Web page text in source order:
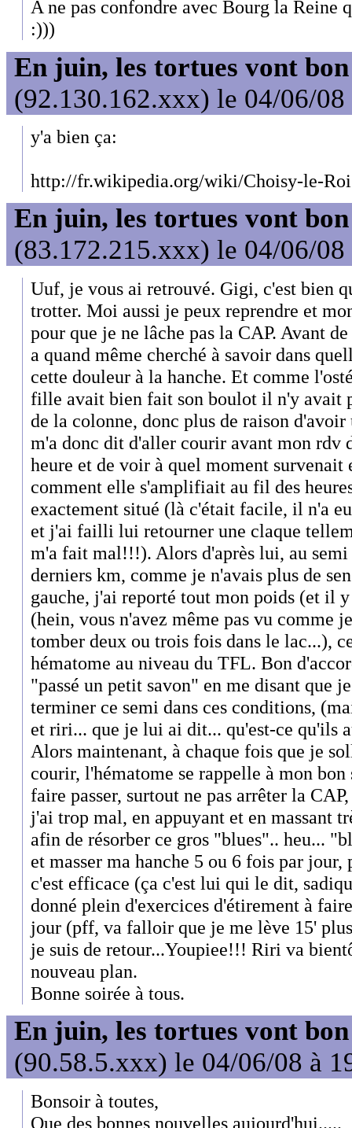
A ne pas confondre avec Bourg la Reine
:)))
En juin, les tortues vont
(92.130.162.xxx) le 04/06/08
y'a bien ça:
http://fr.wikipedia.org/wiki/Choisy-le-Roi
En juin, les tortues vont
(83.172.215.xxx) le 04/06/08
Uuf, je vous ai retrouvé. Gigi, c'est bien
trotter. Moi aussi je peux reprendre et
pour que je ne lâche pas la CAP. Avant
a quand même cherché à savoir dans
cette douleur à la hanche. Et comme
fille avait bien fait son boulot il n'y avait
de la colonne, donc plus de raison
m'a donc dit d'aller courir avant mon rdv
heure et de voir à quel moment survenait
comment elle s'amplifiait au fil des
exactement situé (là c'était facile, il n'a
et j'ai failli lui retourner une claque
m'a fait mal!!!). Alors d'après lui, au semi
derniers km, comme je n'avais plus de
gauche, j'ai reporté tout mon poids (et il
(hein, vous n'avez même pas vu comme
tomber deux ou trois fois dans le lac...),
hématome au niveau du TFL. Bon
"passé un petit savon" en me disant que
terminer ce semi dans ces conditions,
et riri... que je lui ai dit... qu'est-ce qu'ils
Alors maintenant, à chaque fois que je
courir, l'hématome se rappelle à mon
faire passer, surtout ne pas arrêter la
j'ai trop mal, en appuyant et en massant
afin de résorber ce gros "blues".. heu...
et masser ma hanche 5 ou 6 fois par
c'est efficace (ça c'est lui qui le dit,
donné plein d'exercices d'étirement à
jour (pff, va falloir que je me lève 15'
je suis de retour...Youpiee!!! Riri va
nouveau plan.
Bonne soirée à tous.
En juin, les tortues vont
(90.58.5.xxx) le 04/06/08 à
Bonsoir à toutes,
Que des bonnes nouvelles aujourd'hui.....